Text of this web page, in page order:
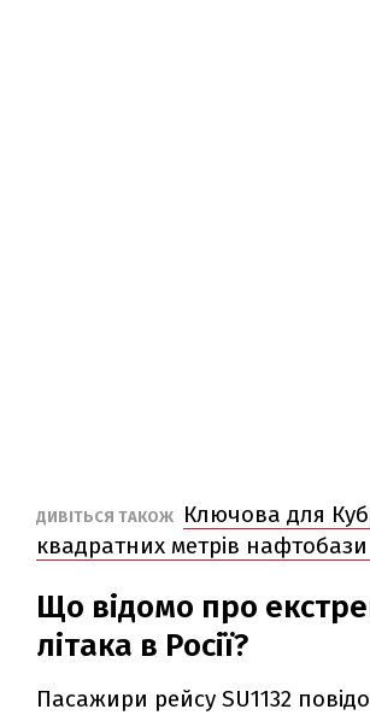
ДИВІТЬСЯ ТАКОЖ
Ключова для
квадратних метрів
Що відомо про
літака в Росії?
Пасажири рейсу SU1132